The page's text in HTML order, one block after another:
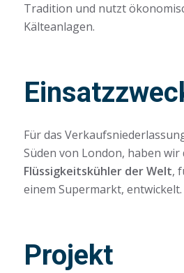
Tradition und nutzt
Kälteanlagen.
Für das
Süden von London, haben wir
Flüssigkeitskühler der Welt,
einem Supermarkt, entwickelt.
Projekt